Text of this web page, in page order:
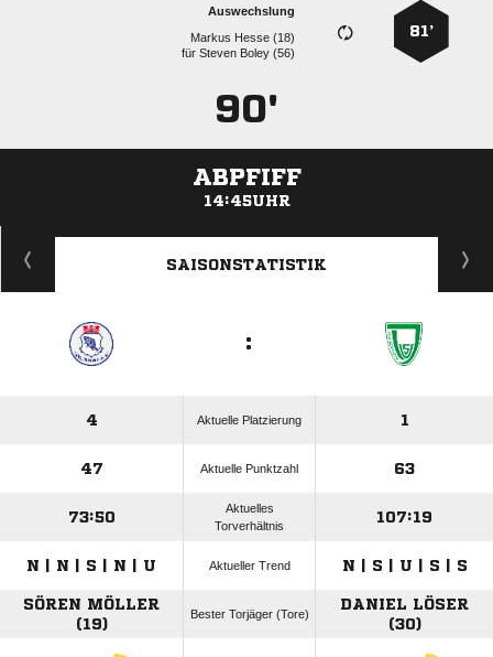
81’
Auswechslung
  
für  
90'
ABPFIFF
14:45UHR
ANZEIGE
SAISONSTATISTIK
:
4 Aktuelle Platzierung 1
47 Aktuelle Punktzahl 63
73:50
Aktuelles
Torverhältnis
107:19
N | N | S | N | U Aktueller Trend N | S | U | S | S
SÖREN MÖLLER
(19)
Bester Torjäger (Tore)
DANIEL LÖSER
(30)